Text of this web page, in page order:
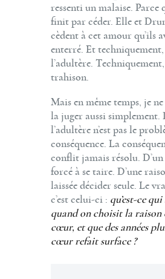
ressenti un malaise. Parce
finit par céder. Elle et
cèdent à cet amour qu’ils
enterré. Et techniquement,
l’adultère. Techniquement,
trahison.
Mais en même temps, je
la juger aussi simplement.
l’adultère n’est pas le
conséquence. La
conflit jamais résolu. D’un
forcé à se taire. D’une
laissée décider seule. Le
c’est celui-ci : qu’est-ce qui
quand on choisit la raison
cœur, et que des années
cœur refait surface ?